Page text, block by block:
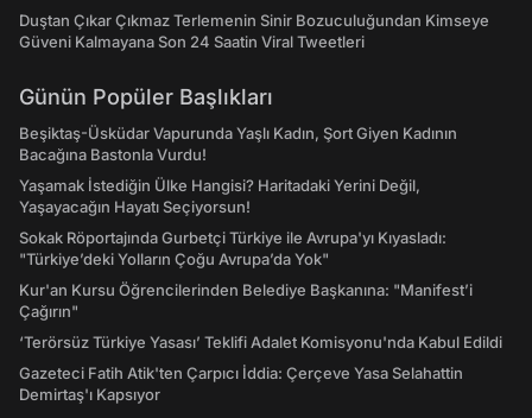
Duştan Çıkar Çıkmaz Terlemenin Sinir Bozuculuğundan Kimseye
Güveni Kalmayana Son 24 Saatin Viral Tweetleri
Günün Popüler Başlıkları
Beşiktaş-Üsküdar Vapurunda Yaşlı Kadın, Şort Giyen Kadının
Bacağına Bastonla Vurdu!
Yaşamak İstediğin Ülke Hangisi? Haritadaki Yerini Değil,
Yaşayacağın Hayatı Seçiyorsun!
Sokak Röportajında Gurbetçi Türkiye ile Avrupa'yı Kıyasladı:
"Türkiye’deki Yolların Çoğu Avrupa’da Yok"
Kur'an Kursu Öğrencilerinden Belediye Başkanına: "Manifest’i
Çağırın"
‘Terörsüz Türkiye Yasası’ Teklifi Adalet Komisyonu'nda Kabul Edildi
Gazeteci Fatih Atik'ten Çarpıcı İddia: Çerçeve Yasa Selahattin
Demirtaş'ı Kapsıyor